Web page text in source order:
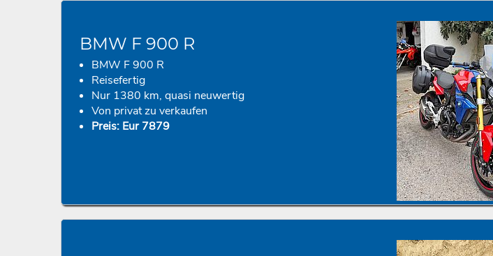
BMW F 900 R
BMW F 900 R
Reisefertig
Nur 1380 km, quasi neuwertig
Von privat zu verkaufen
Preis: Eur 7879